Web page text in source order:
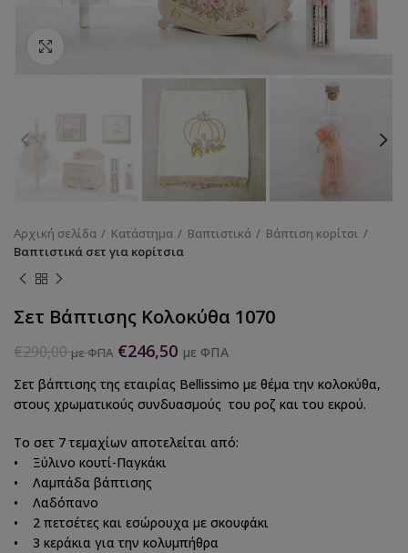
Αρχική σελίδα Κατάστημα Βαπτιστικά
Βάπτιση κορίτσι
Βαπτιστικά σετ για κορίτσια
Σετ Βάπτισης Κολοκύθα 1070
€290,00 με ΦΠΑ €246,50 με ΦΠΑ
Σετ βάπτισης της εταιρίας Bellissimo με θέμα την κολοκύθα,
στους χρωματικούς συνδυασμούς του ροζ και του εκρού.
Το σετ 7 τεμαχίων αποτελείται από:
• Ξύλινο κουτί-Παγκάκι
• Λαμπάδα βάπτισης
• Λαδόπανο
• 2 πετσέτες και εσώρουχα με σκουφάκι
• 3 κεράκια για την κολυμπήθρα